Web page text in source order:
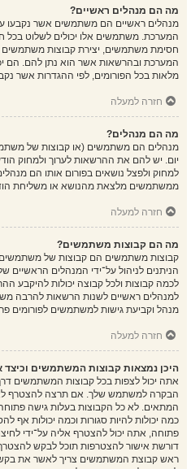
מה הם מנהלים ראשיים?
מנהלים ראשיים הם משתמשים אשר נקבעו
המערכת. משתמשים אלו יכולים לשלוט בכל
חסימת משתמשים, יצירת קבוצות משתמשים
המערכת ובהרשאות אשר הוא נתן להם. הם
מלאות בכל הפורומים, לפי ההגדרות אשר
חזרה למעלה
מה הם מנהלים?
מנהלים הם משתמשים (או קבוצות של
יום. יש להם את ההרשאות לערוך ולמחוק
למחוק ולפצל נושאים בפורום אותו הם
ממשתמשים מלצאת מהנושא או משליחת
חזרה למעלה
מה הם קבוצות משתמשים?
קבוצות משתמשים הם קבוצות של
הניתנים לניהול על־ידי המנהלים
לכמה קבוצות ולכל קבוצה יכולות להיקבע
למנהלים ראשיים לשנות הרשאות להרבה
מנהל וקביעת גישות למשתמשים לפורומים
חזרה למעלה
היכן נמצאות קבוצות המשתמשים
אתה יכול לצפות בכל קבוצות המשתמשים
הבקרה למשתמש שלך. אם תרצה להצטרף
המתאים. לא כל הקבוצות בעלות גישה
כמה יכולות להיות סגורות וכמה יכולות
פתוחה, אתה יכול להצטרף אליה על־ידי
דורשת אישור להצטרפות תוכל לבקש
ראש קבוצת המשתמשים צריך לאשר את